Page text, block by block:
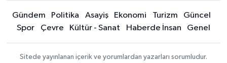
Gündem Politika Asayiş Ekonomi Turizm
Güncel
Spor
Çevre Kültür - Sanat Haberde İnsan Genel
Sitede yayınlanan içerik ve yorumlardan yazarları sorumludur.